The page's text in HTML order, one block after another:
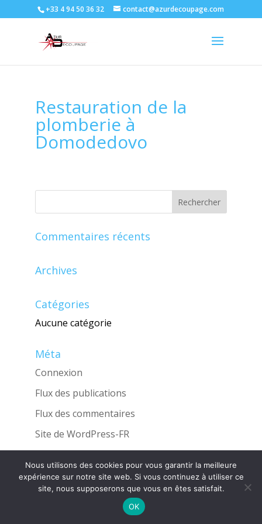
+33 4 94 50 36 32 contact@azurdecoupage.com
Restauration de la
plomberie à
Domodedovo
Commentaires récents
Archives
Catégories
Aucune catégorie
Méta
Connexion
Flux des publications
Flux des commentaires
Site de WordPress-FR
Une réalisation de l'AgenceINGLOBO
Nous utilisons des cookies pour vous garantir la meilleure
expérience sur notre site web. Si vous continuez à utiliser ce
site, nous supposerons que vous en êtes satisfait.
OK